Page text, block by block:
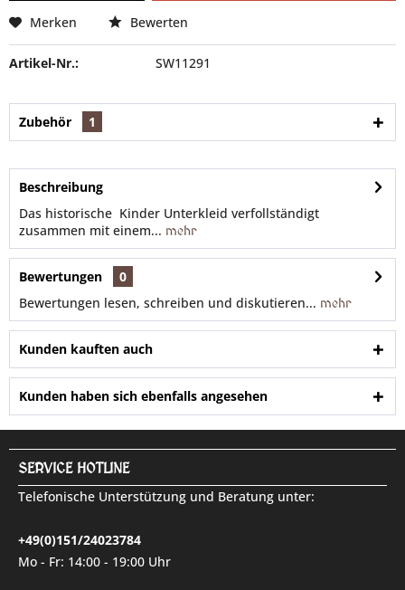
Merken Bewerten
Artikel-Nr.: SW11291
Zubehör 1
Beschreibung
Das historische Kinder Unterkleid verfollständigt
zusammen mit einem... mehr
Bewertungen
0
Bewertungen lesen, schreiben und diskutieren... mehr
Kunden kauften auch
Kunden haben sich ebenfalls angesehen
SERVICE HOTLINE
Telefonische Unterstützung und Beratung unter:
+49(0)151/24023784
Mo - Fr: 14:00 - 19:00 Uhr